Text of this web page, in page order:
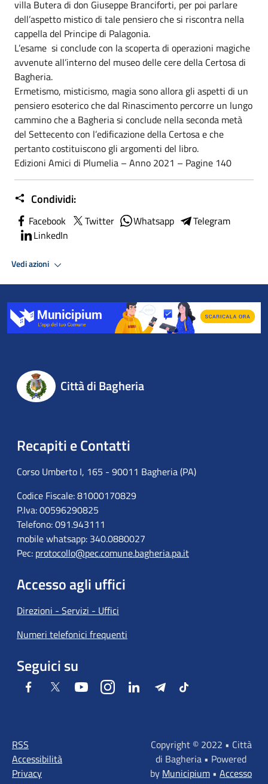
villa Butera di don Giuseppe Branciforti, per poi parlare
dell’aspetto mistico di tale pensiero che si riscontra nella
cappella del Principe di Palagonia.
L’esame si conclude con la scoperta di operazioni magiche
avvenute all’interno del museo delle cere della Certosa di
Bagheria.
Ermetismo, misticismo, magia sono allora gli aspetti di un
pensiero esoterico che dal Rinascimento percorre un lungo
cammino che a Bagheria si conclude nella seconda metà
del Settecento con l’edificazione della Certosa e che
pertanto costituiscono gli argomenti del libro.
Edizioni Amici di Plumelia – Anno 2021 – Pagine 140
Condividi:
Facebook Twitter Whatsapp
Telegram
LinkedIn
Vedi azioni
Città di Bagheria
Recapiti e Contatti
Corso Umberto I, 165 - 90011 Bagheria (PA)
Codice Fiscale: 81000170829
P.Iva: 00596290825
Telefono: 091.943111
mobile whatsapp: 340.0880027
Pec: protocollo@pec.comune.bagheria.pa.it
Accesso agli uffici
Direzioni - Servizi - Uffici
Numeri telefonici frequenti
Seguici su
Facebook Twitter YoutubeInstagramLinkedIn TelegramTiktok
RSS
Accessibilità
Privacy
Copyright © 2022 • Città
di Bagheria • Powered
by Municipium • Accesso